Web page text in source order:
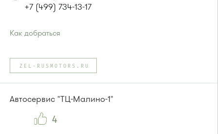
+7 (499) 734-13-17
Как добраться
Автобусы № 45, 312, 377, 440.
Маршрутка № 128, 312, 377
или до остановки"41-й километр":
ZEL-RUSMOTORS.RU
Автосервис "ТЦ-Малино-1"
4